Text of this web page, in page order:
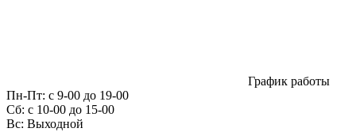
График работы
Пн-Пт: с 9-00 до 19-00
Сб: c 10-00 до 15-00
Вс: Выходной